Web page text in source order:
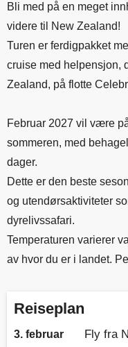
Bli med på en meget
videre til New Zealand!
Turen er ferdigpakket
cruise med helpensjon,
Zealand, på flotte
Februar 2027 vil være
sommeren, med
dager.
Dette er den beste
og utendørsaktiviteter
dyrelivssafari.
Temperaturen varierer
av hvor du er i landet.
Reiseplan
3. februar Fly fra